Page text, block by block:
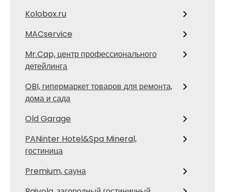
Kolobox.ru
MACservice
Mr.Cap, центр профессионального
детейлинга
OBI, гипермаркет товаров для ремонта,
дома и сада
Old Garage
PANinter Hotel&Spa Mineral,
гостиница
Premium, сауна